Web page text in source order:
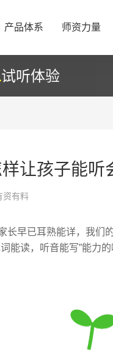
产品体系 师资力量
试听体验
让孩子能听
资有料
长早已耳熟能详，我们
能读，听音能写”能力